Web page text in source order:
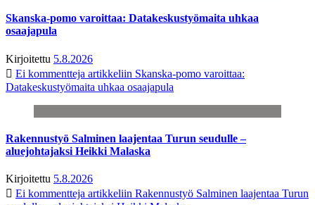
Skanska-pomo varoittaa: Datakeskustyömaita uhkaa
osaajapula
Kirjoitettu 5.8.2026
Ei kommentteja artikkeliin Skanska-pomo varoittaa:
Datakeskustyömaita uhkaa osaajapula
Rakennustyö Salminen laajentaa Turun seudulle –
aluejohtajaksi Heikki Malaska
Kirjoitettu 5.8.2026
Ei kommentteja artikkeliin Rakennustyö Salminen laajentaa Turun